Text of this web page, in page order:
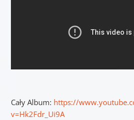
Cały Album: https://
v=Hk2Fdr_Ui9A